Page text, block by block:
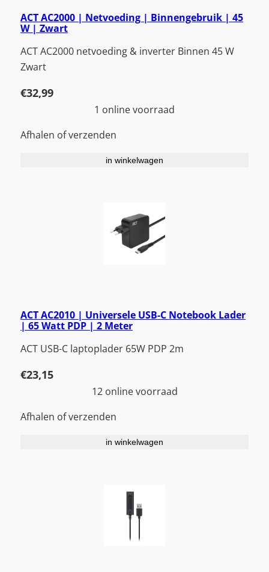
ACT AC2000 | Netvoeding | Binnengebruik | 45
W | Zwart
ACT AC2000 netvoeding & inverter Binnen 45 W
Zwart
€32,99
1 online voorraad
Afhalen of verzenden
in winkelwagen
ACT AC2010 | Universele USB-C Notebook Lader
| 65 Watt PDP | 2 Meter
ACT USB-C laptoplader 65W PDP 2m
€23,15
12 online voorraad
Afhalen of verzenden
in winkelwagen